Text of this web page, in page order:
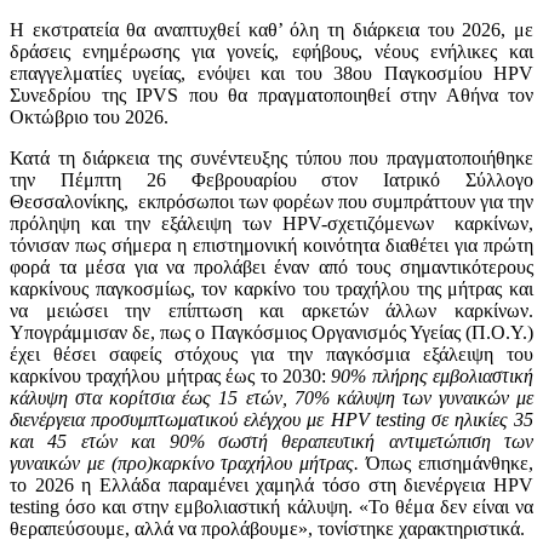
Η εκστρατεία θα αναπτυχθεί καθ’ όλη τη διάρκεια του 2026, με
δράσεις ενημέρωσης για γονείς, εφήβους, νέους ενήλικες και
επαγγελματίες υγείας, ενόψει και του 38ου Παγκοσμίου HPV
Συνεδρίου της IPVS που θα πραγματοποιηθεί στην Αθήνα τον
Οκτώβριο του 2026.
Κατά τη διάρκεια της συνέντευξης τύπου που πραγματοποιήθηκε
την Πέμπτη 26 Φεβρουαρίου στον Ιατρικό Σύλλογο
Θεσσαλονίκης, εκπρόσωποι των φορέων που συμπράττουν για την
πρόληψη και την εξάλειψη των HPV-σχετιζόμενων καρκίνων,
τόνισαν πως σήμερα η επιστημονική κοινότητα διαθέτει για πρώτη
φορά τα μέσα για να προλάβει έναν από τους σημαντικότερους
καρκίνους παγκοσμίως, τον καρκίνο του τραχήλου της μήτρας και
να μειώσει την επίπτωση και αρκετών άλλων καρκίνων.
Υπογράμμισαν δε, πως ο Παγκόσμιος Οργανισμός Υγείας (Π.Ο.Υ.)
έχει θέσει σαφείς στόχους για την παγκόσμια εξάλειψη του
καρκίνου τραχήλου μήτρας έως το 2030:90% πλήρης εμβολιαστική
κάλυψη στα κορίτσια έως 15 ετών, 70% κάλυψη των γυναικών με
διενέργεια προσυμπτωματικού ελέγχου με HPV testingσε ηλικίες 35
και 45 ετών και 90% σωστή θεραπευτική αντιμετώπιση των
γυναικών με (προ)καρκίνο τραχήλου μήτρας. Όπως επισημάνθηκε,
το 2026 η Ελλάδα παραμένει χαμηλά τόσο στη διενέργεια HPV
testing όσο και στην εμβολιαστική κάλυψη. «Το θέμα δεν είναι να
θεραπεύσουμε, αλλά να προλάβουμε», τονίστηκε χαρακτηριστικά.